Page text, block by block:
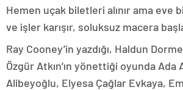
Hemen uçak biletleri alınır ama eve
ve işler karışır, soluksuz macera
Ray Cooney’in yazdığı, Haldun
Özgür Atkın’ın yönettiği oyunda Ada
Alibeyoğlu, Elyesa Çağlar Evkaya,